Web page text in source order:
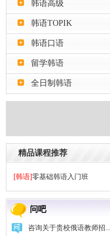
韩语高级
韩语TOPIK
韩语口语
留学韩语
全日制韩语
精品课程推荐
[韩语]零基础韩语入门班
问吧
咨询关于贵校俄语教师招...